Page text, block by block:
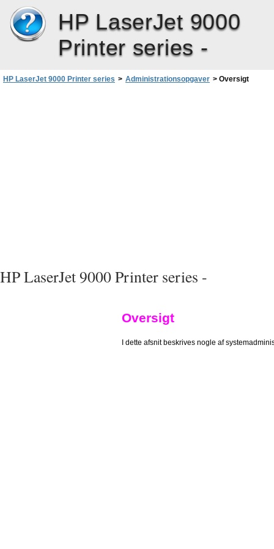
HP LaserJet 9000
Printer series -
HP LaserJet 9000 Printer series > Administrationsopgaver > Oversigt
HP LaserJet 9000 Printer series -
Oversigt
I dette afsnit beskrives nogle af